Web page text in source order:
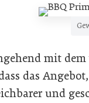
mit
das
und